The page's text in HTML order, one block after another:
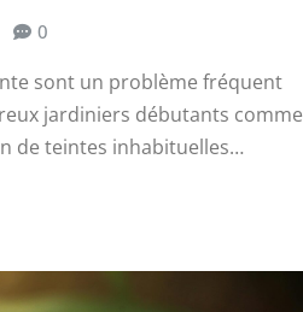
0
sont un problème fréquent
jardiniers débutants comme
de teintes inhabituelles…